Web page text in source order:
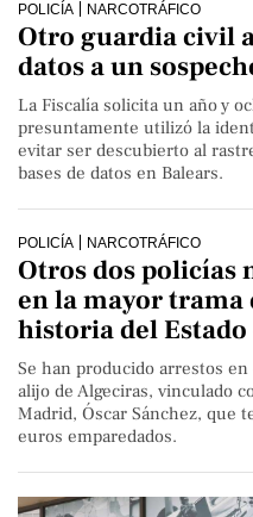
POLICÍA NARCOTRÁFICO
Otro guardia civil
datos a un
La Fiscalía solicita un año y
presuntamente utilizó la
evitar ser descubierto al
bases de datos en Balears.
POLICÍA NARCOTRÁFICO
Otros dos policías
en la mayor trama
historia del Estado
Se han producido arrestos
alijo de Algeciras, vinculado
Madrid, Óscar Sánchez, que
euros emparedados.